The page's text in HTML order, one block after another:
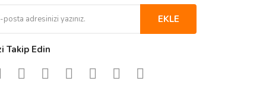
EKLE
Takip Edin